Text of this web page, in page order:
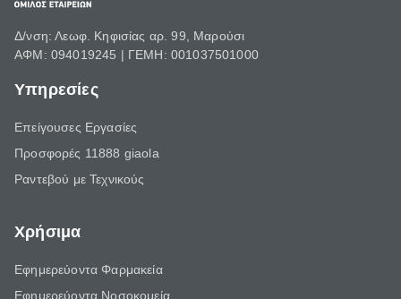
Δ/νση: Λεωφ. Κηφισίας αρ. 99, Μαρούσι
ΑΦΜ: 094019245 | ΓΕΜΗ: 001037501000
Υπηρεσίες
Επείγουσες Εργασίες
Προσφορές 11888 giaola
Ραντεβού με Τεχνικούς
Χρήσιμα
Εφημερεύοντα Φαρμακεία
Εφημερεύοντα Νοσοκομεία